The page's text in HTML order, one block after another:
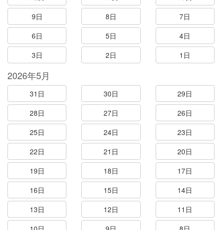
9日
8日
7日
6日
5日
4日
3日
2日 1日
2026年5月
31日 30日
29日
28日
27日
26日
25日
24日
23日
22日
21日
20日
19日
18日
17日
16日
15日
14日
13日
12日
11日